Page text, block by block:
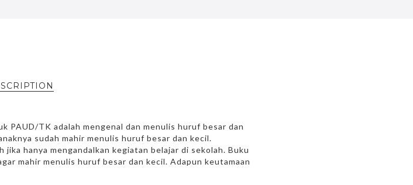
PAUD/TK adalah mengenal dan menulis huruf besar dan
sudah mahir menulis huruf besar dan kecil.
hanya mengandalkan kegiatan belajar di sekolah. Buku
mahir menulis huruf besar dan kecil. Adapun keutamaan